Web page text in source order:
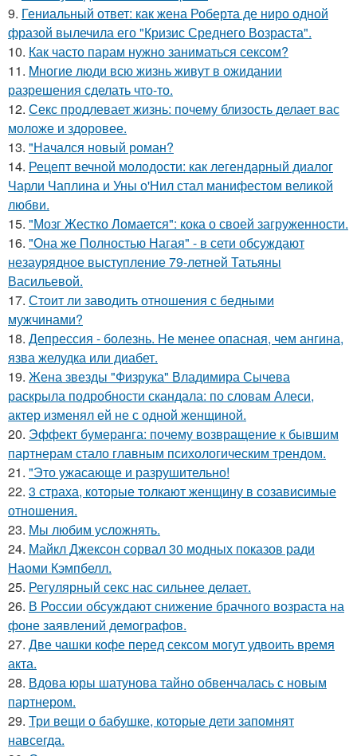
9. Гениальный ответ: как жена Роберта де ниро одной
фразой вылечила его "Кризис Среднего Возраста".
10. Как часто парам нужно заниматься сексом?
11. Mногие люди всю жизнь живут в ожидании
разрешения сделать что-то.
12. Секс продлевает жизнь: почему близость делает вас
моложе и здоровее.
13. "Начался новый роман?
14. Рецепт вечной молодости: как легендарный диалог
Чарли Чаплина и Уны о'Нил стал манифестом великой
любви.
15. "Мозг Жестко Ломается": кока о своей загруженности.
16. "Она же Полностью Нагая" - в сети обсуждают
незаурядное выступление 79-летней Татьяны
Васильевой.
17. Стоит ли заводить отношения с бедными
мужчинами?
18. Депрессия - болезнь. Не менее опасная, чем ангина,
язва желудка или диабет.
19. Жена звезды "Физрука" Владимира Сычева
раскрыла подробности скандала: по словам Алеси,
актер изменял ей не с одной женщиной.
20. Эффект бумеранга: почему возвращение к бывшим
партнерам стало главным психологическим трендом.
21. "Это ужасающе и разрушительно!
22. 3 страха, которые толкают женщину в созависимые
отношения.
23. Мы любим усложнять.
24. Майкл Джексон сорвал 30 модных показов ради
Наоми Кэмпбелл.
25. Регулярный секс нас сильнее делает.
26. В России обсуждают снижение брачного возраста на
фоне заявлений демографов.
27. Две чашки кофе перед сексом могут удвоить время
акта.
28. Вдова юры шатунова тайно обвенчалась с новым
партнером.
29. Три вещи о бабушке, которые дети запомнят
навсегда.